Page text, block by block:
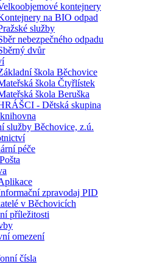
kontejnery
na BIO odpad
služby
nebezpečného odpadu
dvůr
škola Běchovice
škola Čtyřlístek
škola Beruška
- Dětská skupina
služby Běchovice, z.ú.
péče
zpravodaj PID
v Běchovicích
příležitosti
omezení
čísla